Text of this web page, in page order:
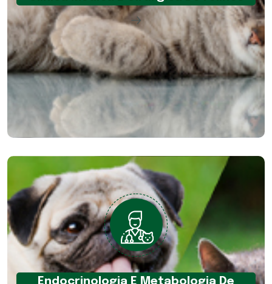
Endocrinologia E Metabologia De